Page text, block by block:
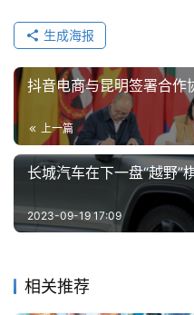
能
驾
驶
智
城
市
更
多
生成海报
抖音电商与昆明签署合作
上一篇
长城汽车在下一盘“越野”
2023-09-19 17:09
相关推荐